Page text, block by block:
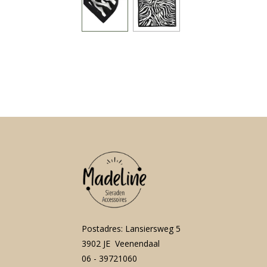
Postadres: Lansiersweg 5
3902 JE Veenendaal
06 - 39721060